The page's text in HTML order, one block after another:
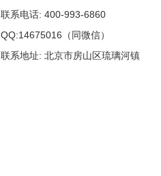
联系电话: 400-993-6860
QQ:14675016（同微信）
联系地址: 北京市房山区琉璃河镇